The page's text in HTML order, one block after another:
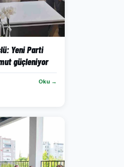
Yeni Parti
güçleniyor
Oku →